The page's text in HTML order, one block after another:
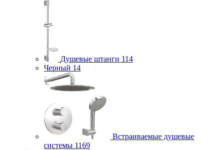
Душевые штанги 114
Черный 14
Встраиваемые душевые
системы 1169